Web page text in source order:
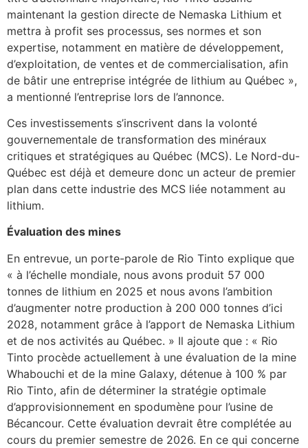
maintenant la gestion directe de Nemaska Lithium et
mettra à profit ses processus, ses normes et son
expertise, notamment en matière de développement,
d’exploitation, de ventes et de commercialisation, afin
de bâtir une entreprise intégrée de lithium au Québec »,
a mentionné l’entreprise lors de l’annonce.
Ces investissements s’inscrivent dans la volonté
gouvernementale de transformation des minéraux
critiques et stratégiques au Québec (MCS). Le Nord-du-
Québec est déjà et demeure donc un acteur de premier
plan dans cette industrie des MCS liée notamment au
lithium.
Évaluation des mines
En entrevue, un porte-parole de Rio Tinto explique que
« à l’échelle mondiale, nous avons produit 57 000
tonnes de lithium en 2025 et nous avons l’ambition
d’augmenter notre production à 200 000 tonnes d’ici
2028, notamment grâce à l’apport de Nemaska Lithium
et de nos activités au Québec. » Il ajoute que : « Rio
Tinto procède actuellement à une évaluation de la mine
Whabouchi et de la mine Galaxy, détenue à 100 % par
Rio Tinto, afin de déterminer la stratégie optimale
d’approvisionnement en spodumène pour l’usine de
Bécancour. Cette évaluation devrait être complétée au
cours du premier semestre de 2026. En ce qui concerne